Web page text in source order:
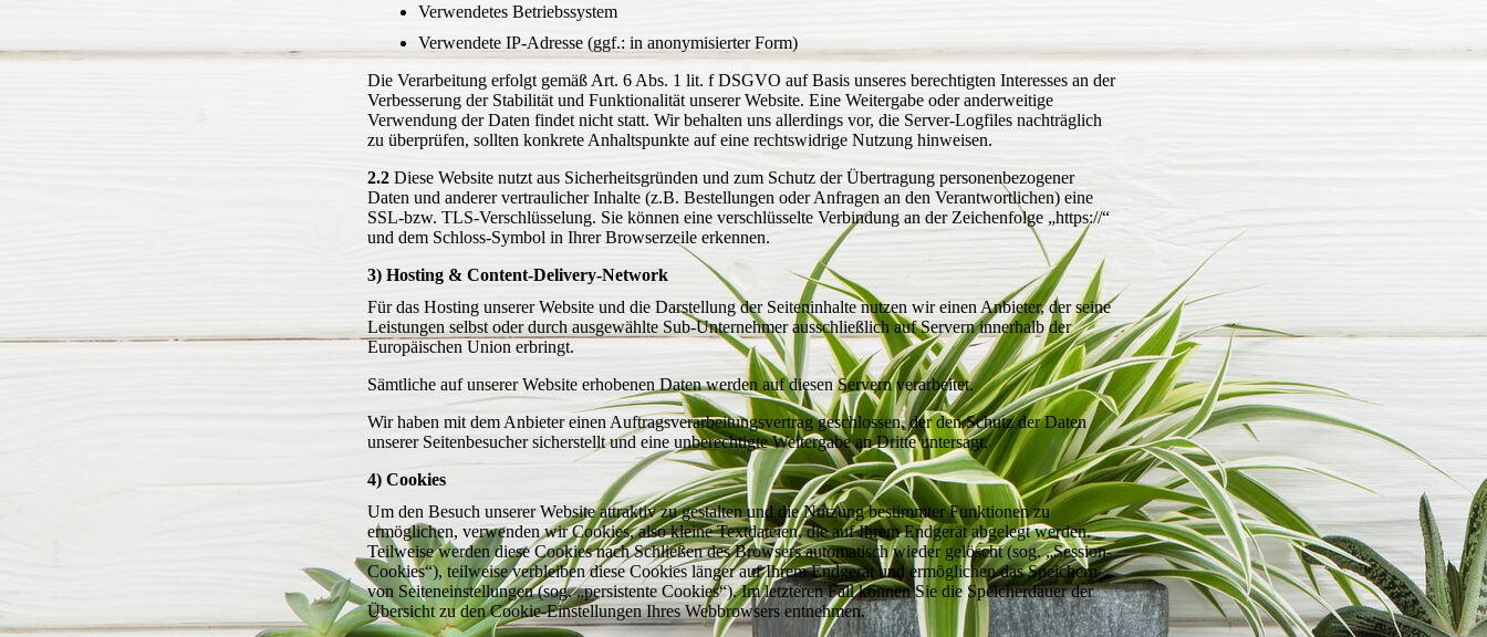
Verwendetes Betriebssystem
Verwendete IP-Adresse (ggf.: in anonymisierter Form)
Die Verarbeitung erfolgt gemäß Art. 6 Abs. 1 lit. f DSGVO auf Basis unseres berechtigten Interesses an der
Verbesserung der Stabilität und Funktionalität unserer Website. Eine Weitergabe oder anderweitige
Verwendung der Daten findet nicht statt. Wir behalten uns allerdings vor, die Server-Logfiles nachträglich
zu überprüfen, sollten konkrete Anhaltspunkte auf eine rechtswidrige Nutzung hinweisen.
2.2 Diese Website nutzt aus Sicherheitsgründen und zum Schutz der Übertragung personenbezogener
Daten und anderer vertraulicher Inhalte (z.B. Bestellungen oder Anfragen an den Verantwortlichen) eine
SSL-bzw. TLS-Verschlüsselung. Sie können eine verschlüsselte Verbindung an der Zeichenfolge „https://“
und dem Schloss-Symbol in Ihrer Browserzeile erkennen.
3) Hosting & Content-Delivery-Network
Für das Hosting unserer Website und die Darstellung der Seiteninhalte nutzen wir einen Anbieter, der seine
Leistungen selbst oder durch ausgewählte Sub-Unternehmer ausschließlich auf Servern innerhalb der
Europäischen Union erbringt.
Sämtliche auf unserer Website erhobenen Daten werden auf diesen Servern verarbeitet.
Wir haben mit dem Anbieter einen Auftragsverarbeitungsvertrag geschlossen, der den Schutz der Daten
unserer Seitenbesucher sicherstellt und eine unberechtigte Weitergabe an Dritte untersagt.
4) Cookies
Um den Besuch unserer Website attraktiv zu gestalten und die Nutzung bestimmter Funktionen zu
ermöglichen, verwenden wir Cookies, also kleine Textdateien, die auf Ihrem Endgerät abgelegt werden.
Teilweise werden diese Cookies nach Schließen des Browsers automatisch wieder gelöscht (sog. „Session-
Cookies“), teilweise verbleiben diese Cookies länger auf Ihrem Endgerät und ermöglichen das Speichern
von Seiteneinstellungen (sog. „persistente Cookies“). Im letzteren Fall können Sie die Speicherdauer der
Übersicht zu den Cookie-Einstellungen Ihres Webbrowsers entnehmen.